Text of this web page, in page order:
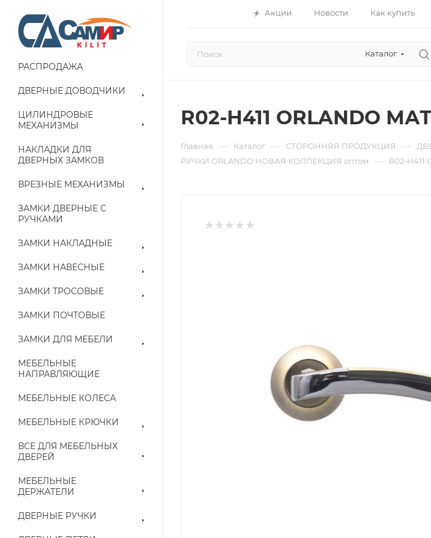
Акции Новости Как купить
Каталог
РАСПРОДАЖА
ДВЕРНЫЕ ДОВОДЧИКИ
ЦИЛИНДРОВЫЕ
МЕХАНИЗМЫ
НАКЛАДКИ ДЛЯ
ДВЕРНЫХ ЗАМКОВ
ВРЕЗНЫЕ МЕХАНИЗМЫ
ЗАМКИ ДВЕРНЫЕ С
РУЧКАМИ
ЗАМКИ НАКЛАДНЫЕ
ЗАМКИ НАВЕСНЫЕ
ЗАМКИ ТРОСОВЫЕ
ЗАМКИ ПОЧТОВЫЕ
ЗАМКИ ДЛЯ МЕБЕЛИ
МЕБЕЛЬНЫЕ
НАПРАВЛЯЮЩИЕ
МЕБЕЛЬНЫЕ КОЛЕСА
МЕБЕЛЬНЫЕ КРЮЧКИ
ВСЕ ДЛЯ МЕБЕЛЬНЫХ
ДВЕРЕЙ
МЕБЕЛЬНЫЕ
ДЕРЖАТЕЛИ
ДВЕРНЫЕ РУЧКИ
R02-H411 ORLANDO
Главная — Каталог — СТОРОННЯЯ ПРОДУКЦИЯ —
РУЧКИ ORLANDO НОВАЯ КОЛЛЕКЦИЯ оптом — R02-H411